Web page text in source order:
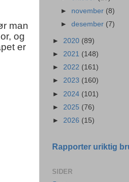
man
og
er
► november (8)
►desember (7)
► 2020 (89)
► 2021 (148)
► 2022 (161)
► 2023 (160)
► 2024 (101)
► 2025 (76)
► 2026 (15)
Rapporter uriktig
SIDER